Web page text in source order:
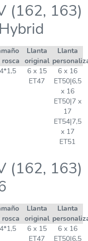
(162, 163)
rosca
Llanta
original
Llanta
6 x 15
ET47
6 x 16
ET50|6,5
x 16
ET50|7 x
17
ET54|7,5
x 17
ET51
(162, 163)
rosca
Llanta
original
Llanta
6 x 15
ET47
6 x 16
ET50|6,5